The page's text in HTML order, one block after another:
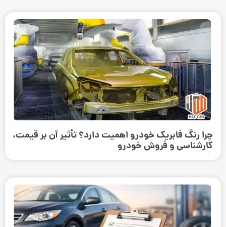
چرا رنگ فابریک خودرو اهمیت دارد؟ تأثیر آن بر قیمت،
کارشناسی و فروش خودرو